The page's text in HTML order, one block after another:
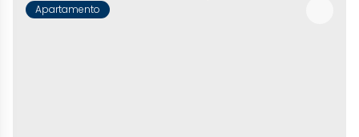
Apartamento